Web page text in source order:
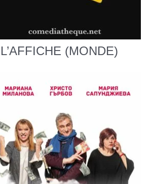
(MONDE)